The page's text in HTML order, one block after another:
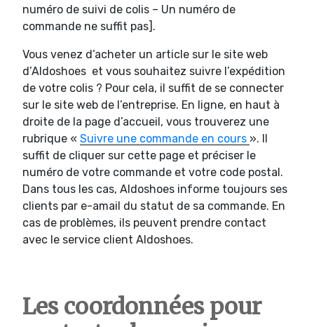
numéro de suivi de colis – Un numéro de
commande ne suffit pas].
Vous venez d’acheter un article sur le site web
d’Aldoshoes et vous souhaitez suivre l’expédition
de votre colis ? Pour cela, il suffit de se connecter
sur le site web de l’entreprise. En ligne, en haut à
droite de la page d’accueil, vous trouverez une
rubrique « Suivre une commande en cours ». Il
suffit de cliquer sur cette page et préciser le
numéro de votre commande et votre code postal.
Dans tous les cas, Aldoshoes informe toujours ses
clients par e-amail du statut de sa commande. En
cas de problèmes, ils peuvent prendre contact
avec le service client Aldoshoes.
Les coordonnées pour